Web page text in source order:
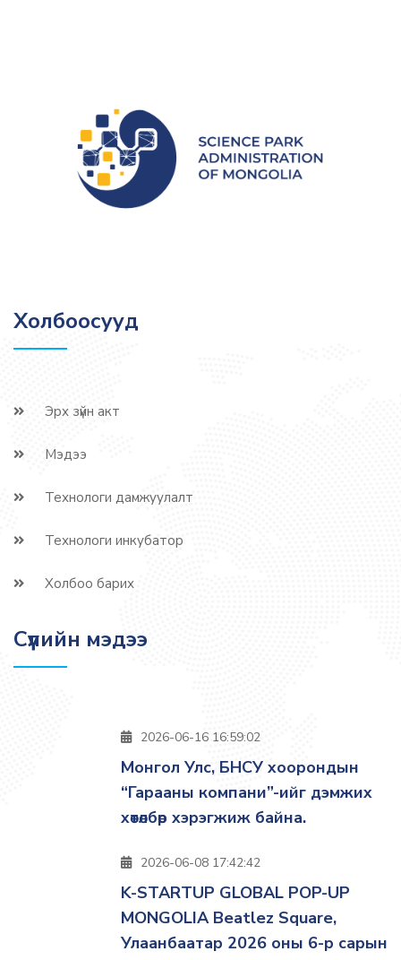
Холбоосууд
Эрх зүйн акт
Мэдээ
Технологи дамжуулалт
Технологи инкубатор
Холбоо барих
Сүүлийн мэдээ
2026-06-16 16:59:02
Монгол Улс, БНСУ хоорондын
“Гарааны компани”-ийг дэмжих
хөтөлбөр хэрэгжиж байна.
2026-06-08 17:42:42
K-STARTUP GLOBAL POP-UP
MONGOLIA Beatlez Square,
Улаанбаатар 2026 оны 6-р сарын